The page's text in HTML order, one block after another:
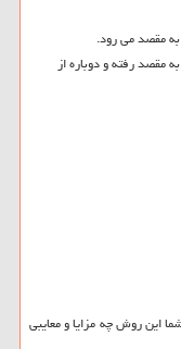
مقصد می رود.
مقصد رفته و دوباره از
این روش چه مزایا و معایبی